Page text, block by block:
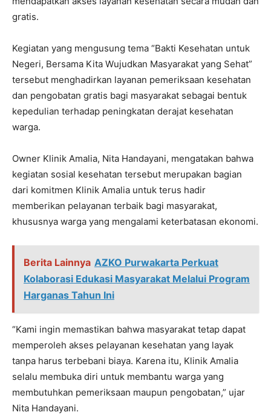
gratis.
Kegiatan yang mengusung tema “Bakti Kesehatan untuk
Negeri, Bersama Kita Wujudkan Masyarakat yang Sehat”
tersebut menghadirkan layanan pemeriksaan kesehatan
dan pengobatan gratis bagi masyarakat sebagai bentuk
kepedulian terhadap peningkatan derajat kesehatan
warga.
Owner Klinik Amalia, Nita Handayani, mengatakan bahwa
kegiatan sosial kesehatan tersebut merupakan bagian
dari komitmen Klinik Amalia untuk terus hadir
memberikan pelayanan terbaik bagi masyarakat,
khususnya warga yang mengalami keterbatasan ekonomi.
Berita Lainnya AZKO Purwakarta Perkuat
Kolaborasi Edukasi Masyarakat Melalui Program
Harganas Tahun Ini
“Kami ingin memastikan bahwa masyarakat tetap dapat
memperoleh akses pelayanan kesehatan yang layak
tanpa harus terbebani biaya. Karena itu, Klinik Amalia
selalu membuka diri untuk membantu warga yang
membutuhkan pemeriksaan maupun pengobatan,” ujar
Nita Handayani.